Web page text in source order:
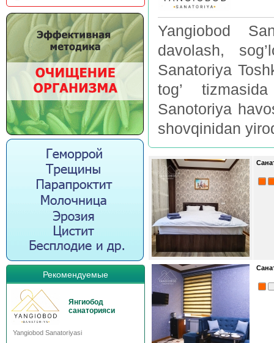
Рекомендуемые
Янгиобод
санаторияси
Yangiobod Sanatoriyasi
Yangiobod
davolash,
Sanatoriya
tog’
Sanotoriya
shovqinidan